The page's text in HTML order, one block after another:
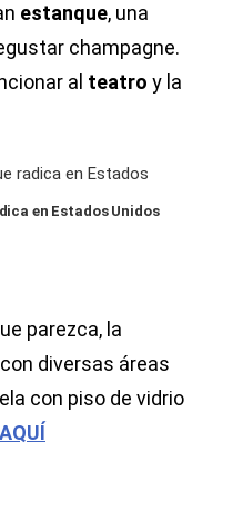
estanque, una
champagne.
al teatro y la
en Estados Unidos
parezca, la
diversas áreas
con piso de vidrio